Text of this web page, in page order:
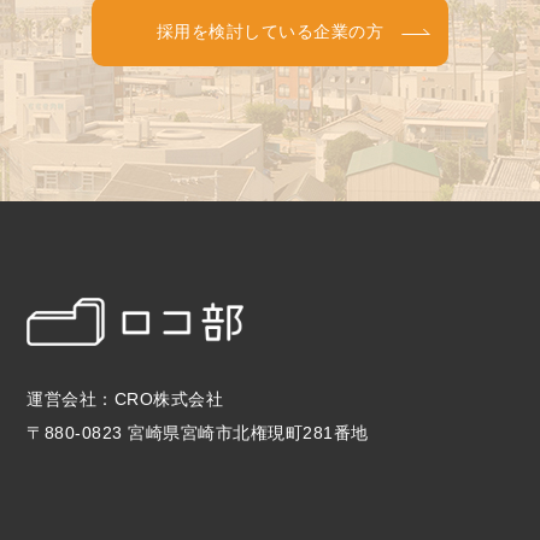
採用を検討している企業の方
運営会社：CRO株式会社
〒880-0823 宮崎県宮崎市北権現町281番地